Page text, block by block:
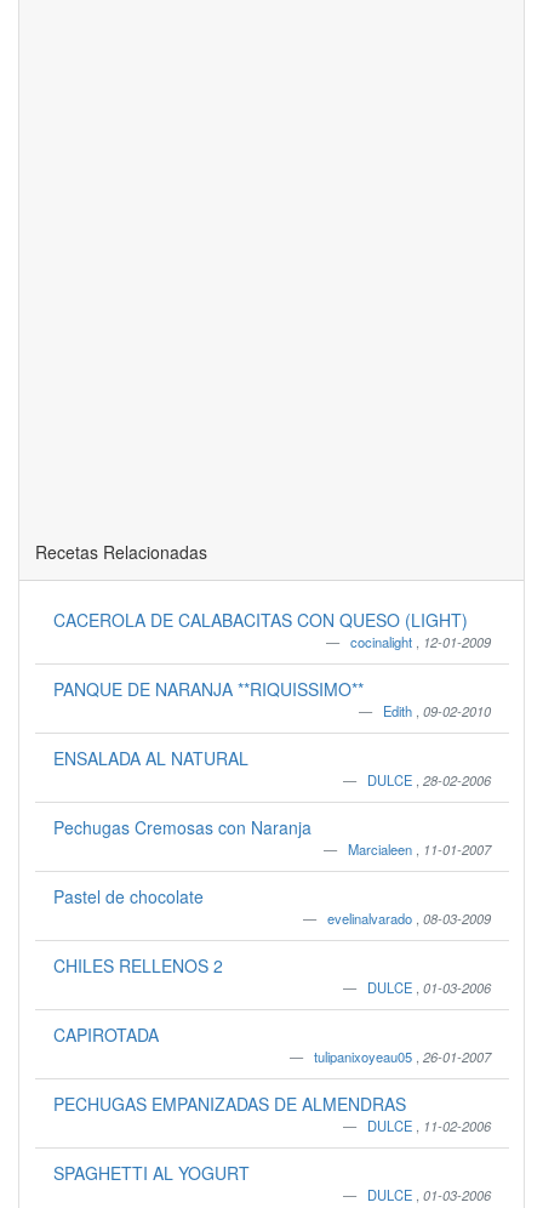
Recetas Relacionadas
CACEROLA DE CALABACITAS CON QUESO (LIGHT)
cocinalight 12-01-2009
PANQUE DE NARANJA **RIQUISSIMO**
Edith 09-02-2010
ENSALADA AL NATURAL
DULCE 28-02-2006
Pechugas Cremosas con Naranja
Marcialeen 11-01-2007
Pastel de chocolate
evelinalvarado 08-03-2009
CHILES RELLENOS 2
DULCE 01-03-2006
CAPIROTADA
tulipanixoyeau05 26-01-2007
PECHUGAS EMPANIZADAS DE ALMENDRAS
DULCE 11-02-2006
SPAGHETTI AL YOGURT
DULCE 01-03-2006